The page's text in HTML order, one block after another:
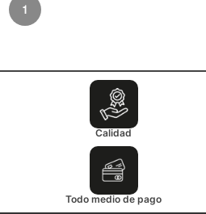
1
Calidad
Todo medio de pago